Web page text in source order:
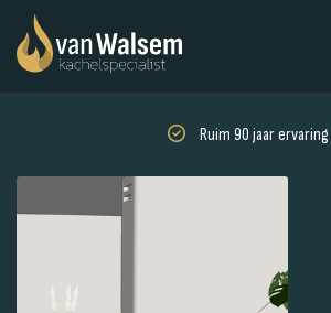
Ruim 90 jaar ervaring